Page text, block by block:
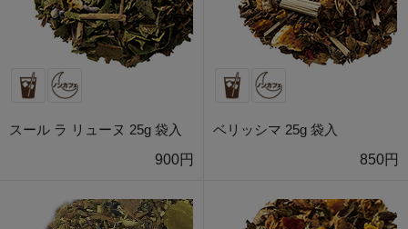
スール ラ リューヌ 25g 袋入
900円
ベリッシマ 25g 袋入
850円